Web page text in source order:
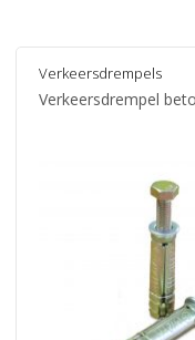
Verkeersdrempels
Verkeersdrempel